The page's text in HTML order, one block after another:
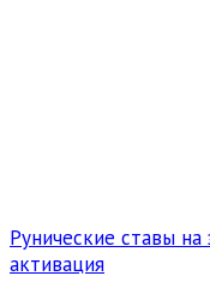
Рунические ставы
активация